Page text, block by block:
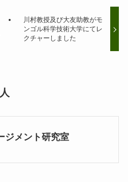
川村教授及び大友助教がモ
ンゴル科学技術大学にてレ
クチャーしました
ジメント研究室